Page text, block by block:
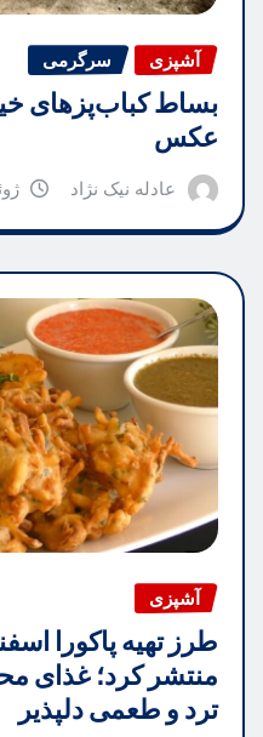
آشپزی سرگرمی
بساط کباب‌پزهای
عکس
عادله نیک نژاد ژوئن
آشپزی
طرز تهیه پاکورا
منتشر کرد؛ غذای
ترد و طعمی دلپذیر